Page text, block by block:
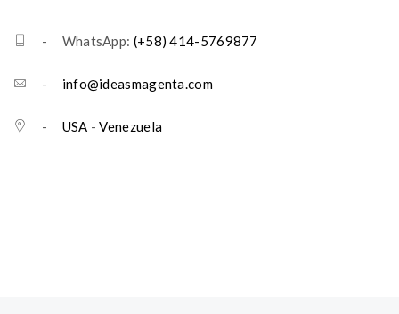
- WhatsApp: (+58) 414-5769877
- info@ideasmagenta.com
- USA -Venezuela